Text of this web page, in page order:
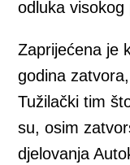
odluka visokog
Zaprijećena je
godina
Tužilački tim
su, osim
djelovanja